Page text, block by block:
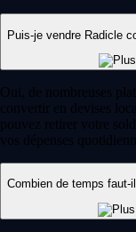
Puis-je vendre Radicle
Oui, de nombreuses
convertir en devises
pouvez retirer votre
vos dépenses
Combien de temps faut-